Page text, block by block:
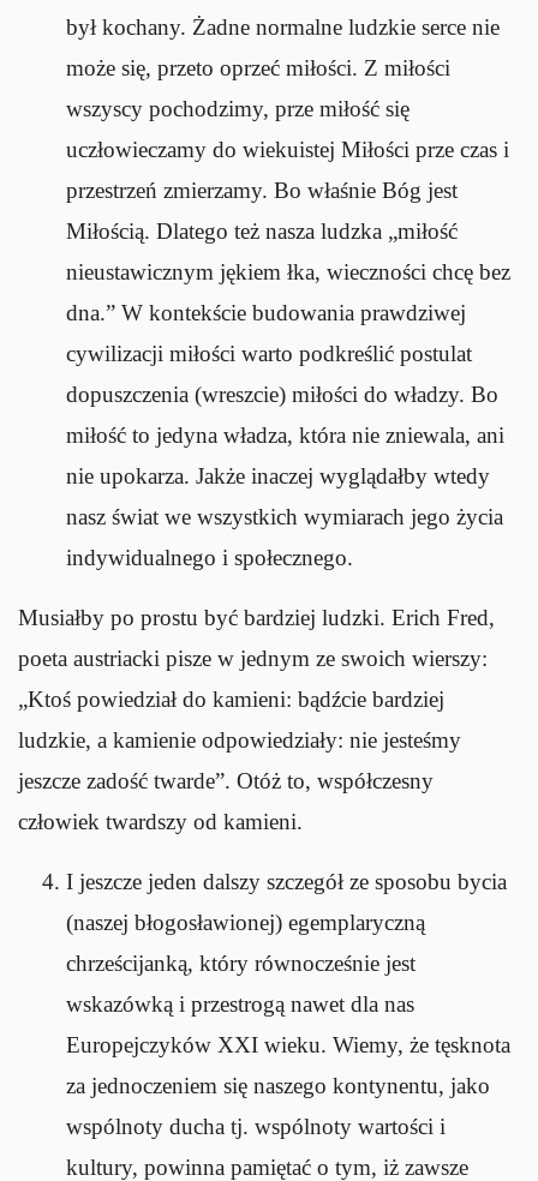
był kochany. Żadne normalne ludzkie serce nie
może się, przeto oprzeć miłości. Z miłości
wszyscy pochodzimy, prze miłość się
uczłowieczamy do wiekuistej Miłości prze czas i
przestrzeń zmierzamy. Bo właśnie Bóg jest
Miłością. Dlatego też nasza ludzka „miłość
nieustawicznym jękiem łka, wieczności chcę bez
dna.” W kontekście budowania prawdziwej
cywilizacji miłości warto podkreślić postulat
dopuszczenia (wreszcie) miłości do władzy. Bo
miłość to jedyna władza, która nie zniewala, ani
nie upokarza. Jakże inaczej wyglądałby wtedy
nasz świat we wszystkich wymiarach jego życia
indywidualnego i społecznego.
Musiałby po prostu być bardziej ludzki. Erich Fred,
poeta austriacki pisze w jednym ze swoich wierszy:
„Ktoś powiedział do kamieni: bądźcie bardziej
ludzkie, a kamienie odpowiedziały: nie jesteśmy
jeszcze zadość twarde”. Otóż to, współczesny
człowiek twardszy od kamieni.
I jeszcze jeden dalszy szczegół ze sposobu bycia
(naszej błogosławionej) egemplaryczną
chrześcijanką, który równocześnie jest
wskazówką i przestrogą nawet dla nas
Europejczyków XXI wieku. Wiemy, że tęsknota
za jednoczeniem się naszego kontynentu, jako
wspólnoty ducha tj. wspólnoty wartości i
kultury, powinna pamiętać o tym, iż zawsze